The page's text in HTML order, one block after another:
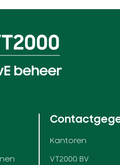
Kantoren
VT2000 BV